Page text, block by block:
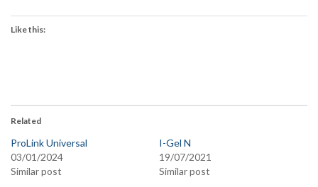
Like this:
Related
ProLink Universal
03/01/2024
Similar post
I-Gel N
19/07/2021
Similar post